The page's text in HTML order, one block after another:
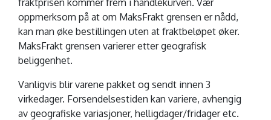
oppmerksom på at om MaksFrakt grensen er nådd,
kan man øke bestillingen uten at fraktbeløpet øker.
MaksFrakt grensen varierer etter geografisk
beliggenhet.
Vanligvis blir varene pakket og sendt innen 3
virkedager. Forsendelsestiden kan variere, avhengig
av geografiske variasjoner, helligdager/fridager etc.